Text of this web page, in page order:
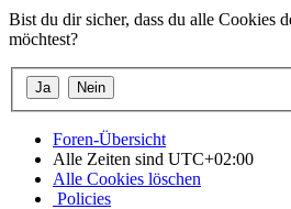
Bist du dir sicher, dass du alle Cookies
möchtest?
Foren-Übersicht
Alle Zeiten sind UTC+02:00
Alle Cookies löschen
Policies